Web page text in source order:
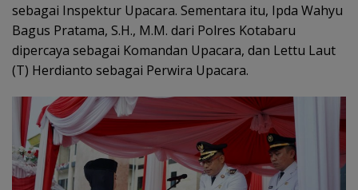
sebagai Inspektur Upacara. Sementara itu, Ipda Wahyu
Bagus Pratama, S.H., M.M. dari Polres Kotabaru
dipercaya sebagai Komandan Upacara, dan Lettu Laut
(T) Herdianto sebagai Perwira Upacara.